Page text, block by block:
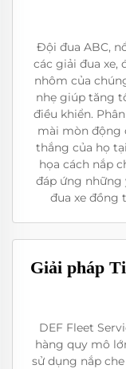
Đội đua ABC,
các giải đua xe,
nhôm của
nhẹ giúp tăng
điều khiển.
mài mòn động
thắng của họ
họa cách nắp
đáp ứng
đua xe đồng
Giải pháp
DEF Fleet
hàng quy mô
sử dụng nắp